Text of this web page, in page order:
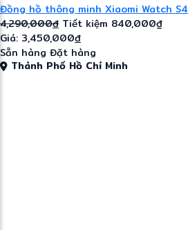
Đồng hồ thông minh Xiaomi Watch S4
4,290,000đ Tiết kiệm 840,000₫
Giá: 3,450,000đ
Sẵn hàng Đặt hàng
Thành Phố Hồ Chí Minh